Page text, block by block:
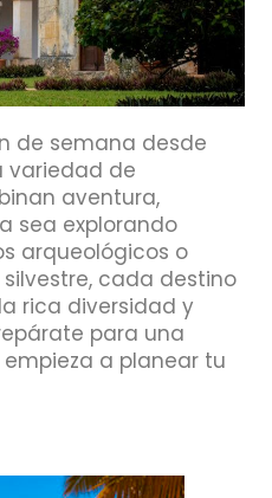
de semana desde
variedad de
aventura,
sea explorando
arqueológicos o
cada destino
rica diversidad y
para una
a planear tu